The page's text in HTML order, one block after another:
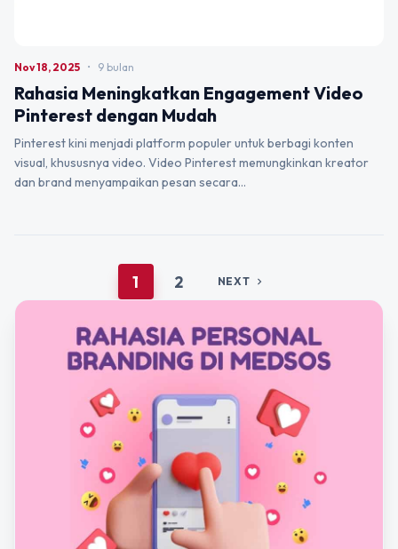
Nov 18, 2025 • 9 bulan
Rahasia Meningkatkan Engagement Video
Pinterest dengan Mudah
Pinterest kini menjadi platform populer untuk berbagi konten
visual, khususnya video. Video Pinterest memungkinkan kreator
dan brand menyampaikan pesan secara…
1 2 NEXT chevron_right